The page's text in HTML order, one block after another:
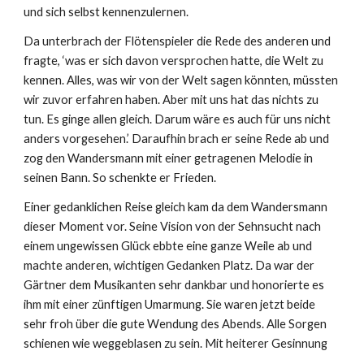
und sich selbst kennenzulernen.
Da unterbrach der Flötenspieler die Rede des anderen und
fragte, ‘was er sich davon versprochen hatte, die Welt zu
kennen. Alles, was wir von der Welt sagen könnten, müssten
wir zuvor erfahren haben. Aber mit uns hat das nichts zu
tun. Es ginge allen gleich. Darum wäre es auch für uns nicht
anders vorgesehen.’ Daraufhin brach er seine Rede ab und
zog den Wandersmann mit einer getragenen Melodie in
seinen Bann. So schenkte er Frieden.
Einer gedanklichen Reise gleich kam da dem Wandersmann
dieser Moment vor. Seine Vision von der Sehnsucht nach
einem ungewissen Glück ebbte eine ganze Weile ab und
machte anderen, wichtigen Gedanken Platz. Da war der
Gärtner dem Musikanten sehr dankbar und honorierte es
ihm mit einer zünftigen Umarmung. Sie waren jetzt beide
sehr froh über die gute Wendung des Abends. Alle Sorgen
schienen wie weggeblasen zu sein. Mit heiterer Gesinnung